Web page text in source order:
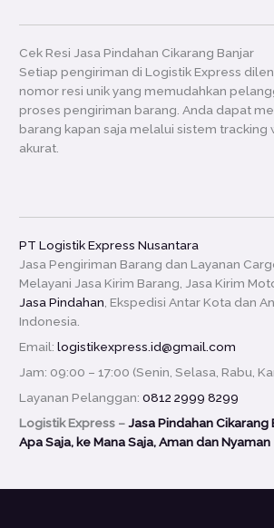
Cek Resi Jasa Pindahan Cikarang Banjar
Setiap pengiriman di Logistik Express
nomor resi unik yang memudahkan
proses pengiriman barang. Anda dapat
barang kapan saja melalui sistem tracking
akurat.
PT Logistik Express Nusantara
Jasa Pengiriman Barang dan Layanan
Melayani Jasa Kirim Barang, Jasa Kirim
Jasa Pindahan, Ekspedisi Antar Kota dan
Indonesia.
Email:logistikexpress.id@gmail.com
Jam: 09:00 – 17:00 (Senin, Selasa, Rabu,
Layanan Pelanggan:0812 2999 8299
Logistik Express –Jasa Pindahan Cikarang
Apa Saja, ke Mana Saja, Aman dan Nyaman